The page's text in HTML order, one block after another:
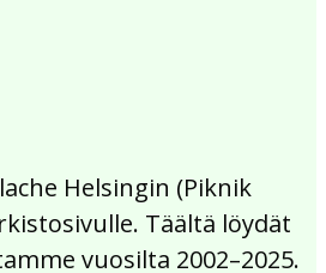
Helsingin (Piknik
Täältä löydät
vuosilta 2002–2025.